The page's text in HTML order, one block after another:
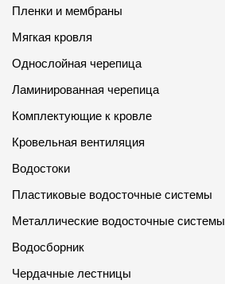
Самарская область
Пленки и мембраны
Мягкая кровля
Однослойная черепица
Ламинированная черепица
Комплектующие к кровле
Кровельная вентиляция
Водостоки
Пластиковые водосточные системы
Металлические водосточные системы
Водосборник
Чердачные лестницы